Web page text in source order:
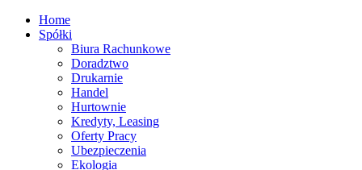
Home
Spółki
Biura Rachunkowe
Doradztwo
Drukarnie
Handel
Hurtownie
Kredyty, Leasing
Oferty Pracy
Ubezpieczenia
Ekologia